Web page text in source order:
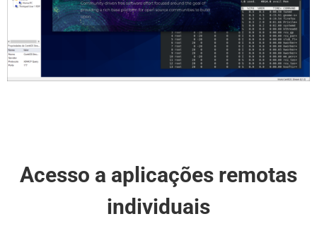
Acesso a aplicações remotas
individuais